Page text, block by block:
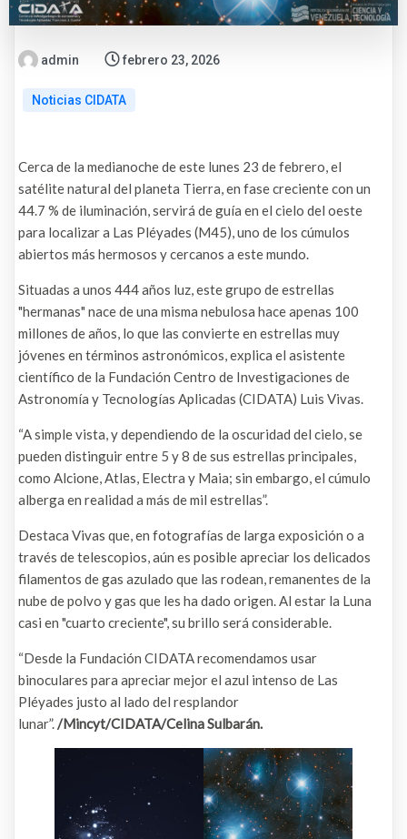
admin febrero 23, 2026
Noticias CIDATA
Cerca de la medianoche de este lunes 23 de febrero, el
satélite natural del planeta Tierra, en fase creciente con un
44.7 % de iluminación, servirá de guía en el cielo del oeste
para localizar a Las Pléyades (M45), uno de los cúmulos
abiertos más hermosos y cercanos a este mundo.
Situadas a unos 444 años luz, este grupo de estrellas
"hermanas" nace de una misma nebulosa hace apenas 100
millones de años, lo que las convierte en estrellas muy
jóvenes en términos astronómicos, explica el asistente
científico de la Fundación Centro de Investigaciones de
Astronomía y Tecnologías Aplicadas (CIDATA) Luis Vivas.
“A simple vista, y dependiendo de la oscuridad del cielo, se
pueden distinguir entre 5 y 8 de sus estrellas principales,
como Alcione, Atlas, Electra y Maia; sin embargo, el cúmulo
alberga en realidad a más de mil estrellas”.
Destaca Vivas que, en fotografías de larga exposición o a
través de telescopios, aún es posible apreciar los delicados
filamentos de gas azulado que las rodean, remanentes de la
nube de polvo y gas que les ha dado origen. Al estar la Luna
casi en "cuarto creciente", su brillo será considerable.
“Desde la Fundación CIDATA recomendamos usar
binoculares para apreciar mejor el azul intenso de Las
Pléyades justo al lado del resplandor
lunar”./Mincyt/CIDATA/Celina Sulbarán.